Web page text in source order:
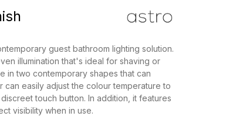
guest bathroom lighting solution.
illumination that's ideal for shaving or
in two contemporary shapes that can
can easily adjust the colour temperature to
touch button. In addition, it features
visibility when in use.